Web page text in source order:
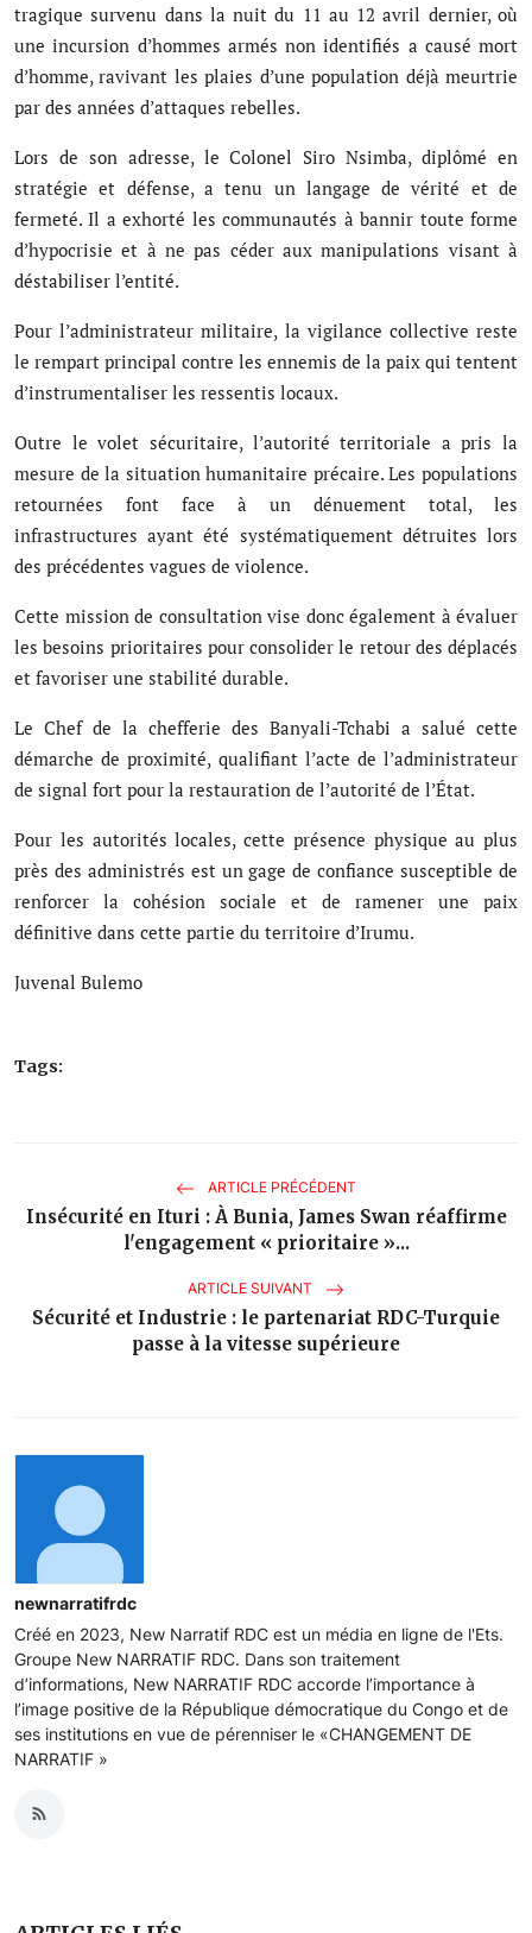
Opinions
Infrastructures
Environnement
tragique survenu dans la nuit du 11 au 12 avril dernier, où
une incursion d’hommes armés non identifiés a causé mort
d’homme, ravivant les plaies d’une population déjà meurtrie
par des années d’attaques rebelles.
Lors de son adresse, le Colonel Siro Nsimba, diplômé en
stratégie et défense, a tenu un langage de vérité et de
fermeté. Il a exhorté les communautés à bannir toute forme
d’hypocrisie et à ne pas céder aux manipulations visant à
déstabiliser l’entité.
Pour l’administrateur militaire, la vigilance collective reste
le rempart principal contre les ennemis de la paix qui tentent
d’instrumentaliser les ressentis locaux.
Outre le volet sécuritaire, l’autorité territoriale a pris la
mesure de la situation humanitaire précaire. Les populations
retournées font face à un dénuement total, les
infrastructures ayant été systématiquement détruites lors
des précédentes vagues de violence.
Cette mission de consultation vise donc également à évaluer
les besoins prioritaires pour consolider le retour des déplacés
et favoriser une stabilité durable.
Le Chef de la chefferie des Banyali-Tchabi a salué cette
démarche de proximité, qualifiant l’acte de l’administrateur
de signal fort pour la restauration de l’autorité de l’État.
Pour les autorités locales, cette présence physique au plus
près des administrés est un gage de confiance susceptible de
renforcer la cohésion sociale et de ramener une paix
définitive dans cette partie du territoire d’Irumu.
Juvenal Bulemo
Tags:
ARTICLE PRÉCÉDENT
Insécurité en Ituri : À Bunia, James Swan réaffirme
l'engagement « prioritaire »...
ARTICLE SUIVANT
Sécurité et Industrie : le partenariat RDC-Turquie
passe à la vitesse supérieure
newnarratifrdc
Créé en 2023, New Narratif RDC est un média en ligne de l'Ets.
Groupe New NARRATIF RDC. Dans son traitement
d’informations, New NARRATIF RDC accorde l’importance à
l’image positive de la République démocratique du Congo et de
ses institutions en vue de pérenniser le «CHANGEMENT DE
NARRATIF »